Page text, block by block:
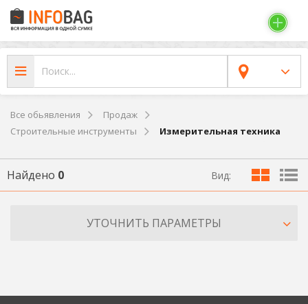
Все обьявления
Продаж
Строительные инструменты
Измерительная техника
Найдено 0 Вид:
УТОЧНИТЬ ПАРАМЕТРЫ